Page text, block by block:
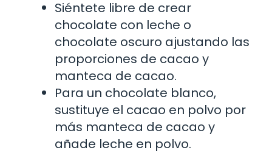
Siéntete libre de crear
chocolate con leche o
chocolate oscuro ajustando las
proporciones de cacao y
manteca de cacao.
Para un chocolate blanco,
sustituye el cacao en polvo por
más manteca de cacao y
añade leche en polvo.